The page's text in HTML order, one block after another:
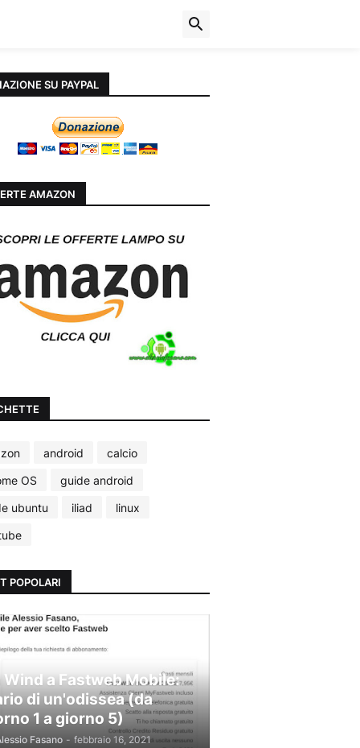
SU PAYPAL
AMAZON
android
calcio
OS
guide android
ubuntu
iliad
linux
POPOLARI
Wind a Fastweb Mobile:
di un'odissea (da
1 a giorno 5)
Fasano - febbraio 16, 2021